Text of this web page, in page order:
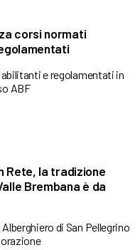
corsi normati
e regolamentati in
ABF
Rete, la tradizione
Brembana è da
di San Pellegrino